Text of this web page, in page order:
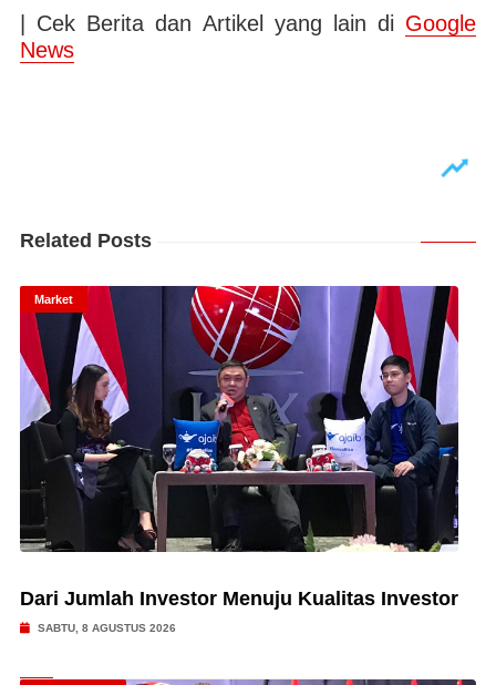
| Cek Berita dan Artikel yang lain di Google
News
Related Posts
Market
Dari Jumlah Investor Menuju Kualitas Investor
SABTU, 8 AGUSTUS 2026